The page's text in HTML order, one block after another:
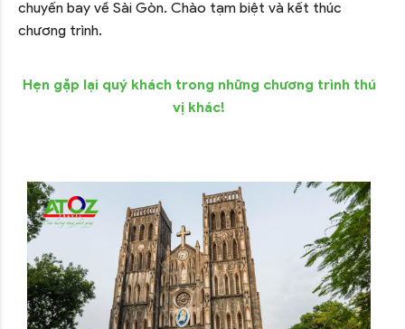
chuyến bay về Sài Gòn. Chào tạm biệt và kết thúc
chương trình.
Hẹn gặp lại quý khách trong những chương trình thú
vị khác!